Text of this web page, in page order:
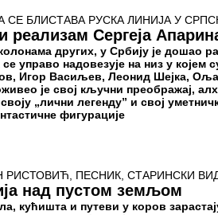
СЕ БЛИСТАВА РУСКА ЛИНИЈА У
реализам Сергеја
других, у Србију је дошао
се управо надовезује на низ у којем
Игор Васиљев, Леонид Шејка,
је свој кључни преображај,
„лични легенду” и свој
фигурације
РИСТОВИЋ, ПЕСНИК, СТАРИНСКИ
над пустом земљом
кућишта и путеви у коров